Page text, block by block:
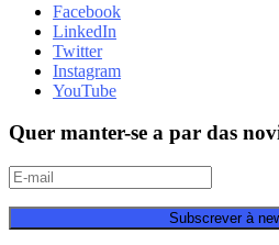
Facebook
LinkedIn
Twitter
Instagram
YouTube
Quer manter-se a par das